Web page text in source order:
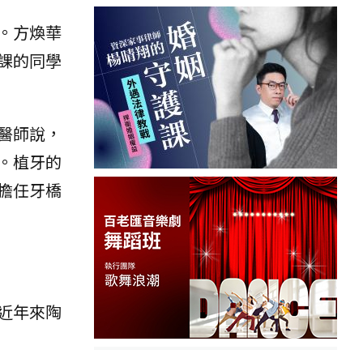
方煥華
的同學
師說，
植牙的
任牙橋
年來陶